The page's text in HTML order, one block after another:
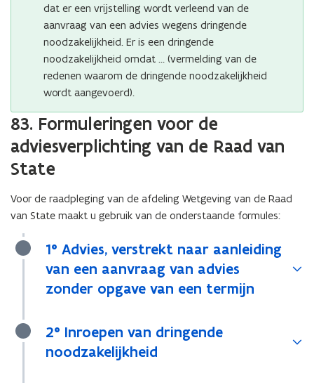
dat er een vrijstelling wordt verleend van de
aanvraag van een advies wegens dringende
noodzakelijkheid. Er is een dringende
noodzakelijkheid omdat … (vermelding van de
redenen waarom de dringende noodzakelijkheid
wordt aangevoerd).
83. Formuleringen voor de
adviesverplichting van de Raad van
State
Voor de raadpleging van de afdeling Wetgeving van de Raad
van State maakt u gebruik van de onderstaande formules:
1° Advies, verstrekt naar aanleiding
van een aanvraag van advies
zonder opgave van een termijn
2° Inroepen van dringende
noodzakelijkheid